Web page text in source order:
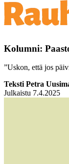
Kolumni:
”Uskon, että jos
Teksti Petra
Julkaistu 7.4.2025